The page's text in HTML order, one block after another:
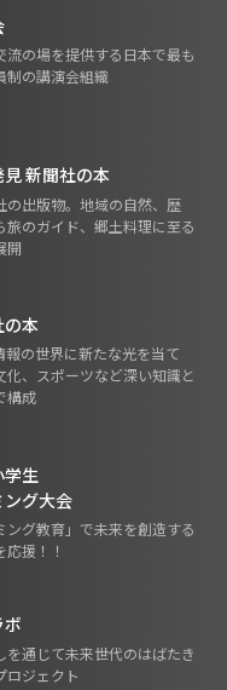
流の場を提供する日本で最も
制の講演会組織
新聞社の本
の出版物。地域の自然、歴
旅のガイド、郷土料理に至る
開
本
報の世界に新たな光を当て
化、スポーツなど深い知識と
構成
生
ング大会
ング教育」で未来を創造する
援！！
を通じて未来世代のはばたき
ロジェクト